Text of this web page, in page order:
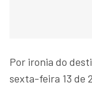
Por ironia do
sexta-feira 13 de